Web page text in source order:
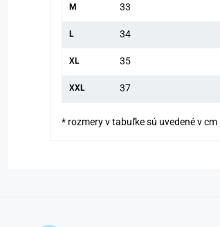
M 33
L 34
XL 35
XXL 37
* rozmery v tabuľke sú uvedené v cm